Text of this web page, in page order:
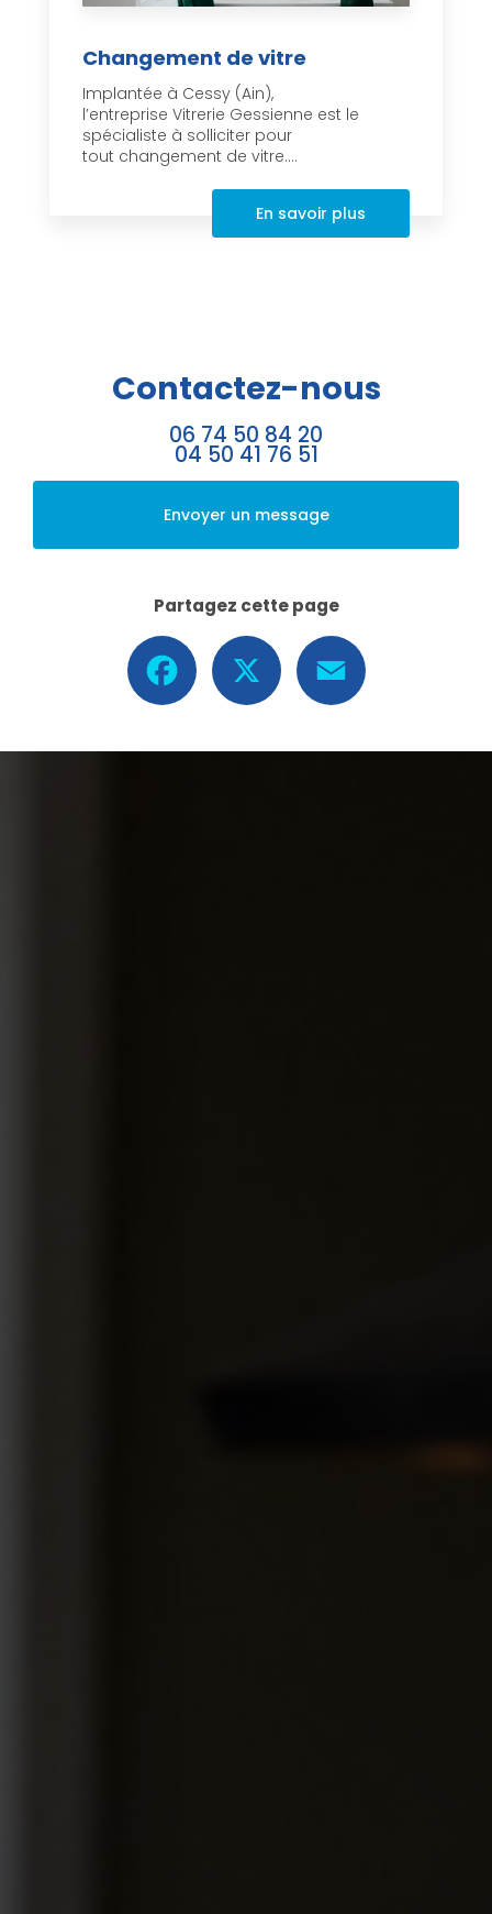
Changement de vitre
Implantée à Cessy (Ain),
l’entreprise Vitrerie Gessienne est le
spécialiste à solliciter pour
tout changement de vitre....
En savoir plus
Contactez-nous
06 74 50 84 20
04 50 41 76 51
Envoyer un message
Partagez cette page
Facebook